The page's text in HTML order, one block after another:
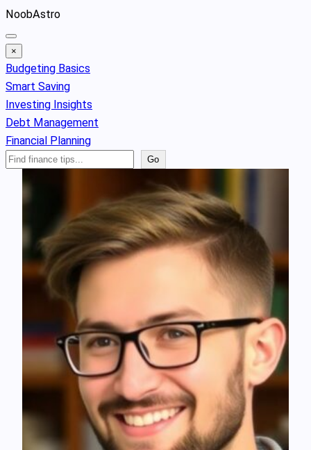
Skip
to
content
NoobAstro
×
Budgeting Basics
Smart Saving
Investing Insights
Debt Management
Financial Planning
Search
Go